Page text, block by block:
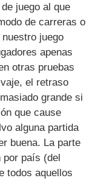
juego al que
de carreras o
juego
apenas
otras pruebas
el retraso
grande si
que cause
alguna partida
buena. La parte
por país (del
todos aquellos